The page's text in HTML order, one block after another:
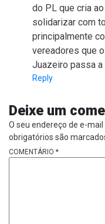
do PL que cria
solidarizar com
principalmente
vereadores que
Juazeiro passa a
Reply
Deixe um
O seu endereço de e-mail
obrigatórios são
COMENTÁRIO *